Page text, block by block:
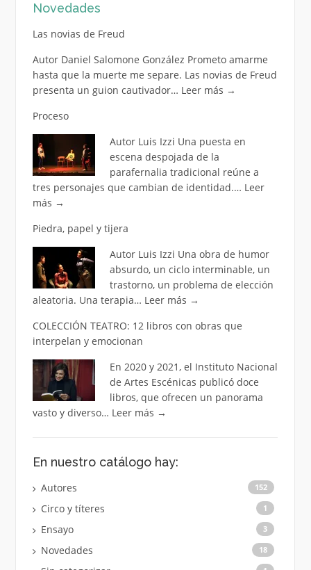
entradas
Novedades
Las novias de Freud
Autor Daniel Salomone González Prometo amarme
hasta que la muerte me separe. Las novias de Freud
presenta un guion cautivador… Leer más →
Proceso
Autor Luis Izzi Una puesta en
escena despojada de la
parafernalia tradicional reúne a
tres personajes que cambian de identidad.… Leer
más →
Piedra, papel y tijera
Autor Luis Izzi Una obra de humor
absurdo, un ciclo interminable, un
trastorno, un problema de elección
aleatoria. Una terapia… Leer más →
COLECCIÓN TEATRO: 12 libros con obras que
interpelan y emocionan
En 2020 y 2021, el Instituto Nacional
de Artes Escénicas publicó doce
libros, que ofrecen un panorama
vasto y diverso… Leer más →
En nuestro catálogo hay:
Autores 152
Circo y títeres 1
Ensayo 3
Novedades 18